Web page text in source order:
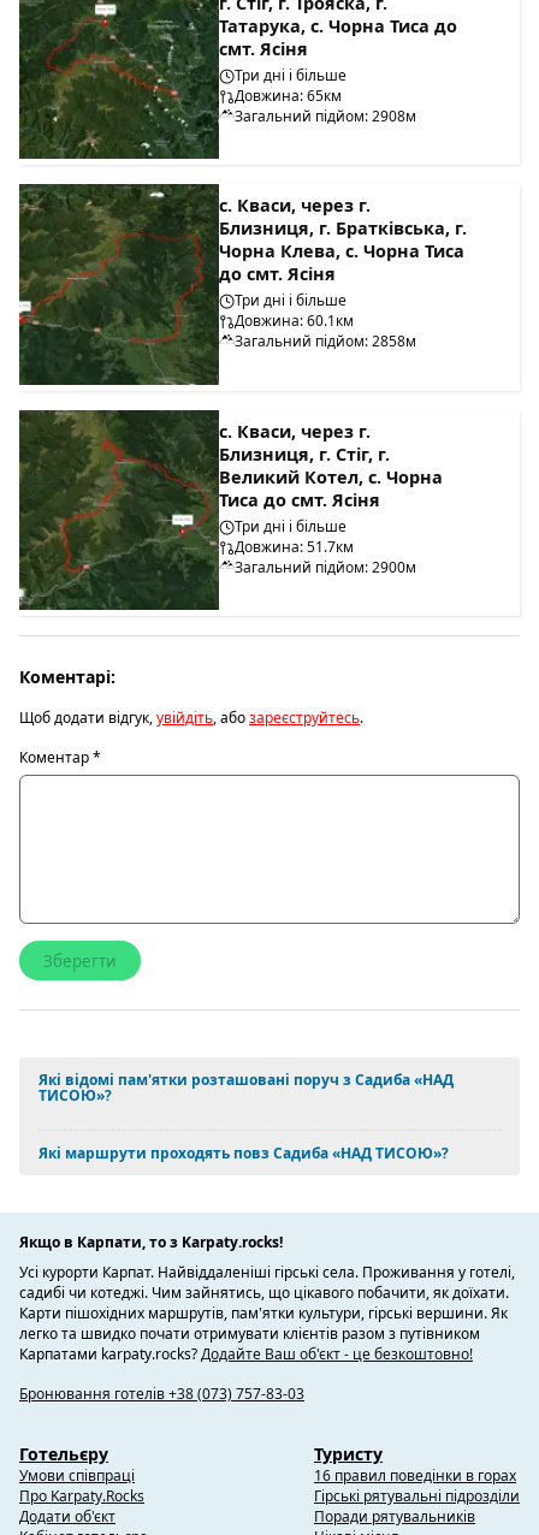
Татарука, с. Чорна Тиса до
смт. Ясіня
Три дні і більше
Довжина: 65км
Загальний підйом: 2908м
с. Кваси, через г.
Близниця, г. Братківська, г.
Чорна Клева, с. Чорна Тиса
до смт. Ясіня
Три дні і більше
Довжина: 60.1км
Загальний підйом: 2858м
с. Кваси, через г.
Близниця, г. Стіг, г.
Великий Котел, с. Чорна
Тиса до смт. Ясіня
Три дні і більше
Довжина: 51.7км
Загальний підйом: 2900м
Коментарі:
Щоб додати відгук,увійдіть, абозареєструйтесь.
Коментар*
Які відомі пам'ятки розташовані поруч з Садиба «НАД
ТИСОЮ»?
Які маршрути проходять повз Садиба «НАД ТИСОЮ»?
Якщо в Карпати, то з Karpaty.rocks!
Усі курорти Карпат. Найвіддаленіші гірські села. Проживання у готелі,
садибі чи котеджі. Чим зайнятись, що цікавого побачити, як доїхати.
Карти пішохідних маршрутів, пам'ятки культури, гірські вершини. Як
легко та швидко почати отримувати клієнтів разом з путівником
Карпатами karpaty.rocks?Додайте Ваш об'єкт - це безкоштовно!
Бронювання готелів +38 (073) 757-83-03
Готельєру
Умови співпраці
Про Karpaty.Rocks
Додати об'єкт
Туристу
16 правил поведінки в горах
Гірські рятувальні підрозділи
Поради рятувальників